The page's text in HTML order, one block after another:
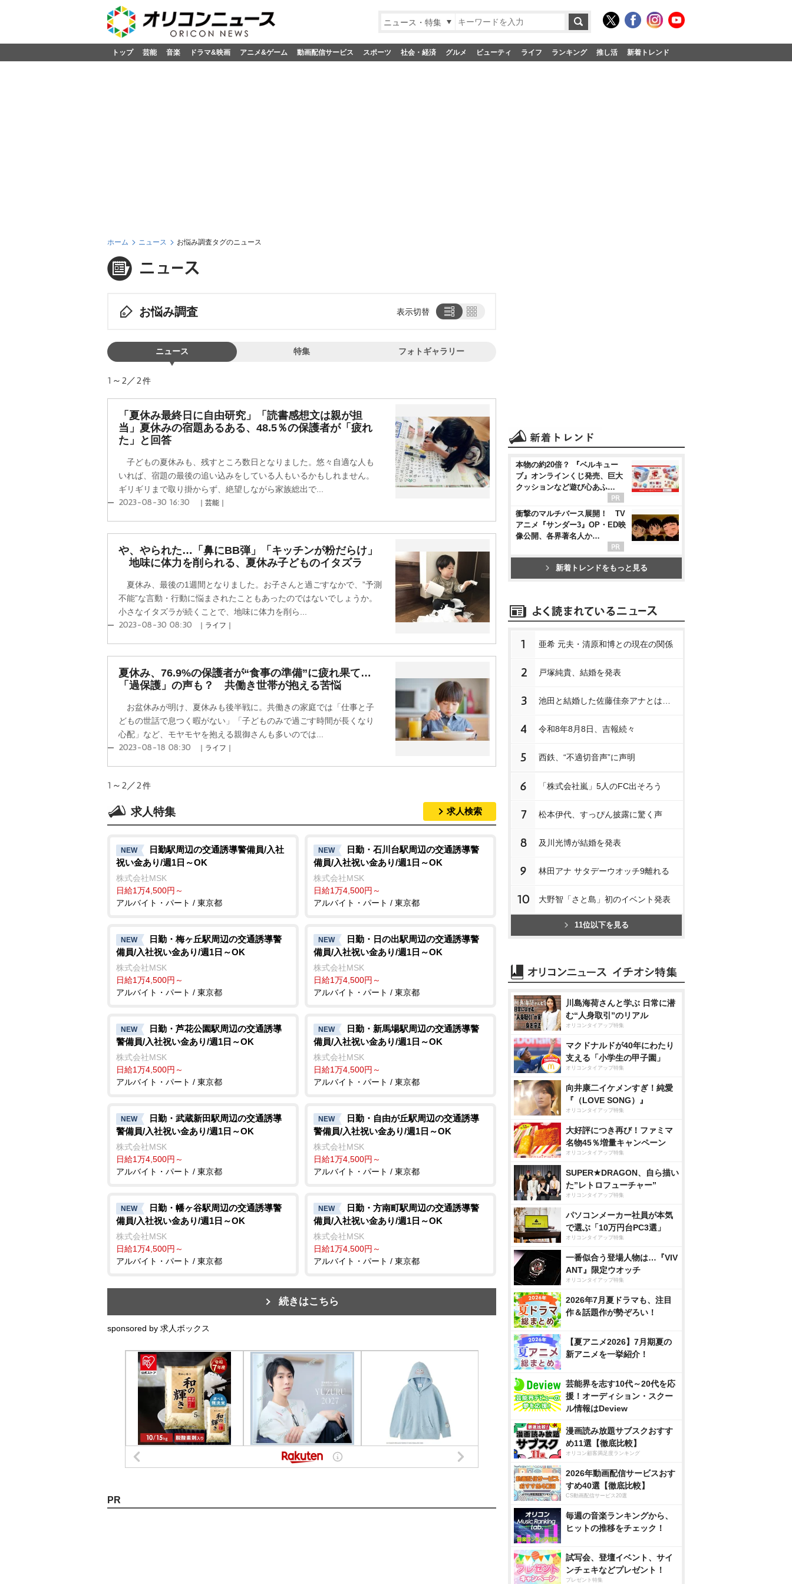
ニュース・特集
トップ 芸能 音楽 ドラマ&映画 アニメ&ゲーム 動画配信サービス スポーツ 社会・経済 グルメ ビューティ ライフ ランキング 推し活 新着トレンド
ホーム ニュース お悩み調査タグのニュース
お悩み調査 表示切替
ニュース 特集 フォトギャラリー
1～2／2件
「夏休み最終日に自由研究」「読書感想文は親が担
当」夏休みの宿題あるある、48.5％の保護者が「疲れ
た」と回答
子どもの夏休みも、残すところ数日となりました。悠々自適な人も
いれば、宿題の最後の追い込みをしている人もいるかもしれません。
ギリギリまで取り掛からず、絶望しながら家族総出で...
2023-08-30 16:30 ｜芸能｜
、やられた…「鼻にBB弾」「キッチンが粉だらけ」
地味に体力を削られる、夏休み子どものイタズラ
夏休み、最後の1週間となりました。お子さんと過ごすなかで、”予測
不能”な言動・行動に悩まされたこともあったのではないでしょうか。
小さなイタズラが続くことで、地味に体力を削ら...
2023-08-30 08:30 ｜ライフ｜
夏休み、76.9%の保護者が“食事の準備”に疲れ果て…
「過保護」の声も？ 共働き世帯が抱える苦悩
お盆休みが明け、夏休みも後半戦に。共働きの家庭では「仕事と子
どもの世話で息つく暇がない」「子どものみで過ごす時間が長くなり
心配」など、モヤモヤを抱える親御さんも多いのでは...
2023-08-18 08:30 ｜ライフ｜
1～2／2件
求人特集 求人検索
NEW
日勤駅周辺の交通誘導警備員/入社
祝い金あり/週1日～OK
株式会社MSK
日給1万4,500円～
アルバイト・パート / 東京都
NEW
日勤・石川台駅周辺の交通誘導警
備員/入社祝い金あり/週1日～OK
株式会社MSK
日給1万4,500円～
アルバイト・パート / 東京都
NEW
日勤・梅ヶ丘駅周辺の交通誘導警
備員/入社祝い金あり/週1日～OK
株式会社MSK
日給1万4,500円～
アルバイト・パート / 東京都
NEW
日勤・日の出駅周辺の交通誘導警
備員/入社祝い金あり/週1日～OK
株式会社MSK
日給1万4,500円～
アルバイト・パート / 東京都
NEW
日勤・芦花公園駅周辺の交通誘導
警備員/入社祝い金あり/週1日～OK
株式会社MSK
日給1万4,500円～
アルバイト・パート / 東京都
NEW
日勤・新馬場駅周辺の交通誘導警
備員/入社祝い金あり/週1日～OK
株式会社MSK
日給1万4,500円～
アルバイト・パート / 東京都
NEW
日勤・武蔵新田駅周辺の交通誘導
警備員/入社祝い金あり/週1日～OK
株式会社MSK
日給1万4,500円～
アルバイト・パート / 東京都
NEW
日勤・自由が丘駅周辺の交通誘導
警備員/入社祝い金あり/週1日～OK
株式会社MSK
日給1万4,500円～
アルバイト・パート / 東京都
NEW
日勤・幡ヶ谷駅周辺の交通誘導警
備員/入社祝い金あり/週1日～OK
株式会社MSK
日給1万4,500円～
アルバイト・パート / 東京都
NEW
日勤・方南町駅周辺の交通誘導警
備員/入社祝い金あり/週1日～OK
株式会社MSK
日給1万4,500円～
アルバイト・パート / 東京都
続きはこちら
sponsored by 求人ボックス
PR
本物の約20倍？ 『ベルキュー
ブ』オンラインくじ発売、巨大
クッションなど遊び心あふ…
衝撃のマルチバース展開！ TV
アニメ『サンダー3』OP・ED映
像公開、各界著名人か…
新着トレンドをもっと見る
1 亜希 元夫・清原和博との現在の関係
2 戸塚純貴、結婚を発表
3 池田と結婚した佐藤佳奈アナとは…
4 令和8年8月8日、吉報続々
5 西鉄、“不適切音声”に声明
6 「株式会社嵐」5人のFC出そろう
7 松本伊代、すっぴん披露に驚く声
8 及川光博が結婚を発表
9 林田アナ サタデーウオッチ9離れる
10 大野智「さと島」初のイベント発表
11位以下を見る
川島海荷さんと学ぶ 日常に潜
む“人身取引”のリアル
オリコンタイアップ特集
マクドナルドが40年にわたり
支える「小学生の甲子園」
オリコンタイアップ特集
向井康二イケメンすぎ！純愛
『（LOVE SONG）』
オリコンタイアップ特集
大好評につき再び！ファミマ
名物45％増量キャンペーン
オリコンタイアップ特集
SUPER★DRAGON、自ら描い
た”レトロフューチャー”
オリコンタイアップ特集
パソコンメーカー社員が本気
で選ぶ「10万円台PC3選」
オリコンタイアップ特集
一番似合う登場人物は…『VIV
ANT』限定ウオッチ
オリコンタイアップ特集
2026年7月夏ドラマも、注目
作＆話題作が勢ぞろい！
【夏アニメ2026】7月期夏の
新アニメを一挙紹介！
芸能界を志す10代～20代を応
援！オーディション・スクー
ル情報はDeview
漫画読み放題サブスクおすす
め11選【徹底比較】
オリコン顧客満足度ランキング
2026年動画配信サービスおす
すめ40選【徹底比較】
CS動画配信サービス20選
毎週の音楽ランキングから、
ヒットの推移をチェック！
試写会、登壇イベント、サイ
ンチェキなどプレゼント！
プレゼント特集